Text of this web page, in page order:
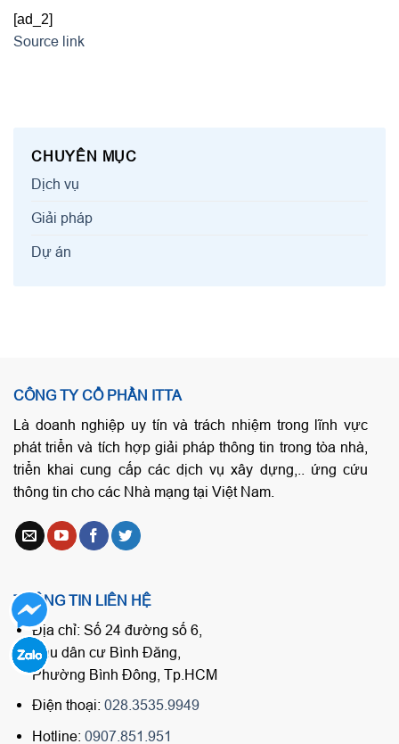
[ad_2]
Source link
CHUYÊN MỤC
Dịch vụ
Giải pháp
Dự án
CÔNG TY CỔ PHẦN ITTA
Là doanh nghiệp uy tín và trách nhiệm trong lĩnh vực
phát triển và tích hợp giải pháp thông tin trong tòa nhà,
triển khai cung cấp các dịch vụ xây dựng,.. ứng cứu
thông tin cho các Nhà mạng tại Việt Nam.
THÔNG TIN LIÊN HỆ
Địa chỉ: Số 24 đường số 6,
Khu dân cư Bình Đăng,
Phường Bình Đông, Tp.HCM
Điện thoại: 028.3535.9949
Hotline: 0907.851.951